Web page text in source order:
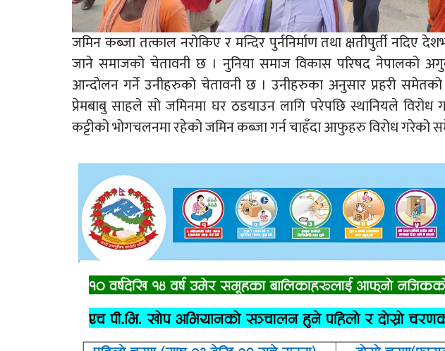
जमिन कब्जा तत्काल नरोकिए र मन्दिर पुर्ननिर्माण तथा क्षतीपुर्ती नदिए
जाने समाजको चेतावनी छ । नुनिया समाज विकास परिषद नेपालको
आन्दोलन गर्ने उनीहरुको चेतावनी छ । उनीहरुका अनुसार प्रहरी समेतको
प्रेमबाबु साहले सो जमिनमा घर ठडयाउन लागि परेपछि स्थानियले विरोध
कट्टीको भोगचलनमा रहेको जमिन कब्जा गर्न चाहँदा आफुहरु विरोध गरेको